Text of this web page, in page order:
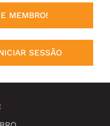
MEMBRO!
SESSÃO